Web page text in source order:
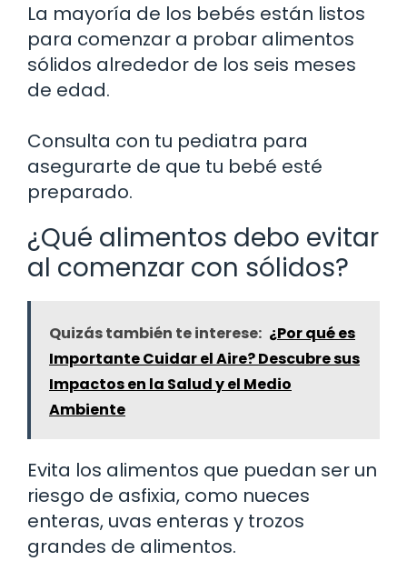
La mayoría de los bebés están listos
para comenzar a probar alimentos
sólidos alrededor de los seis meses
de edad.
Consulta con tu pediatra para
asegurarte de que tu bebé esté
preparado.
¿Qué alimentos debo evitar
al comenzar con sólidos?
Quizás también te interese: ¿Por qué es
Importante Cuidar el Aire? Descubre sus
Impactos en la Salud y el Medio
Ambiente
Evita los alimentos que puedan ser un
riesgo de asfixia, como nueces
enteras, uvas enteras y trozos
grandes de alimentos.